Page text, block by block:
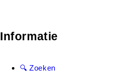
Informatie
🔍 Zoeken